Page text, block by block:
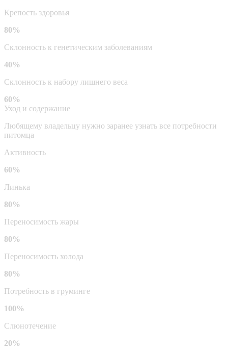
Крепость здоровья
80%
Склонность к генетическим заболеваниям
40%
Склонность к набору лишнего веса
60%
Уход и содержание
Любящему владельцу нужно заранее узнать все потребности
питомца
Активность
60%
Линька
80%
Переносимость жары
80%
Переносимость холода
80%
Потребность в груминге
100%
Слюнотечение
20%